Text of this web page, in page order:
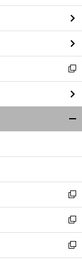
ン
ド
ウ
で
開
く
新
し
い
ウ
ィ
ン
ウ
開
く
新
し
い
ウ
ィ
ン
新
し
い
新